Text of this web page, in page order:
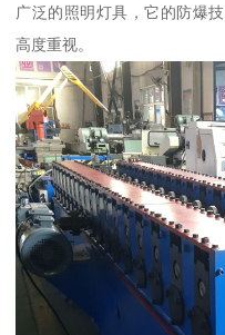
广泛的照明灯具，它的防爆
高度重视。